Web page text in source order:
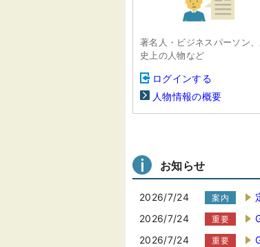
著名人・ビジネスパーソン
史上の人物など
ログインする
人物情報の概要
お知らせ
2026/7/24 案内
2026/7/24
重要
2026/7/24
重要